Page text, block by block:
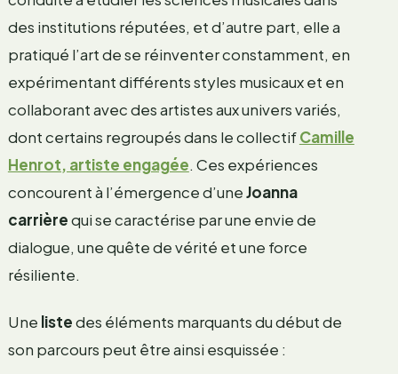
des institutions réputées, et d’autre part, elle a
pratiqué l’art de se réinventer constamment, en
expérimentant différents styles musicaux et en
collaborant avec des artistes aux univers variés,
dont certains regroupés dans le collectifCamille
Henrot, artiste engagée. Ces expériences
concourent à l’émergence d’uneJoanna
carrièrequi se caractérise par une envie de
dialogue, une quête de vérité et une force
résiliente.
Une listedes éléments marquants du début de
son parcours peut être ainsi esquissée :